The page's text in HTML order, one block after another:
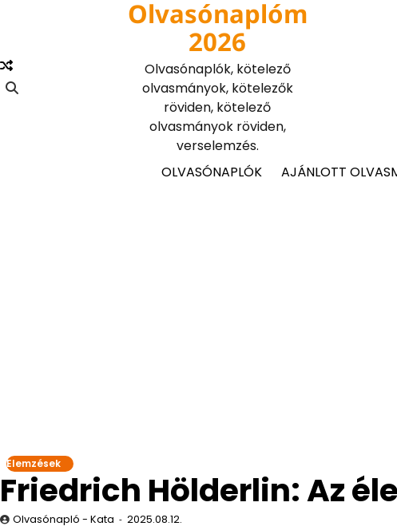
Olvasónaplóm
2026
Olvasónaplók, kötelező
olvasmányok, kötelezők
röviden, kötelező
olvasmányok röviden,
verselemzés.
OLVASÓNAPLÓK
AJÁNLOTT
Elemzések
Friedrich Hölderlin: Az
Olvasónapló - Kata 2025.08.12.